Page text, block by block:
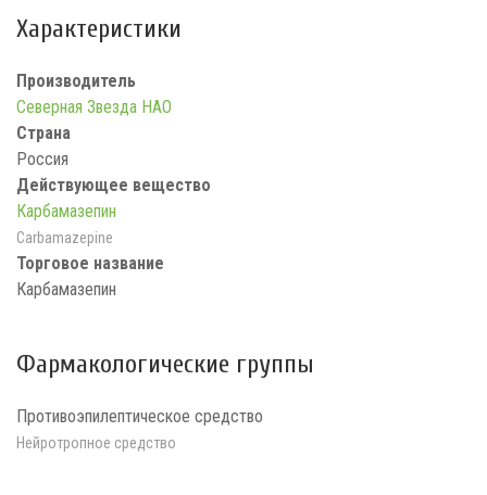
Характеристики
Производитель
Северная Звезда НАО
Страна
Россия
Действующее вещество
Карбамазепин
Carbamazepine
Торговое название
Карбамазепин
Фармакологические группы
Противоэпилептическое средство
Нейротропное средство